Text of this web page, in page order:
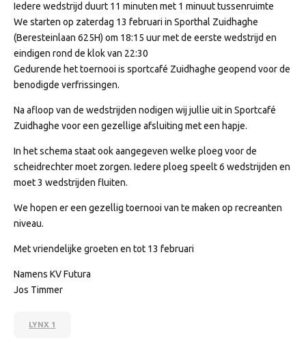
Iedere wedstrijd duurt 11 minuten met 1 minuut tussenruimte
We starten op zaterdag 13 februari in Sporthal Zuidhaghe
(Beresteinlaan 625H) om 18:15 uur met de eerste wedstrijd en
eindigen rond de klok van 22:30
Gedurende het toernooi is sportcafé Zuidhaghe geopend voor de
benodigde verfrissingen.
Na afloop van de wedstrijden nodigen wij jullie uit in Sportcafé
Zuidhaghe voor een gezellige afsluiting met een hapje.
In het schema staat ook aangegeven welke ploeg voor de
scheidrechter moet zorgen. Iedere ploeg speelt 6 wedstrijden en
moet 3 wedstrijden fluiten.
We hopen er een gezellig toernooi van te maken op recreanten
niveau.
Met vriendelijke groeten en tot 13 februari
Namens KV Futura
Jos Timmer
LYNX 1